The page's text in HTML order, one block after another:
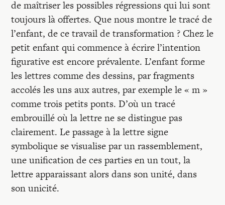
de maîtriser les possibles régressions qui lui sont
toujours là offertes. Que nous montre le tracé de
l’enfant, de ce travail de transformation ? Chez le
petit enfant qui commence à écrire l’intention
figurative est encore prévalente. L’enfant forme
les lettres comme des dessins, par fragments
accolés les uns aux autres, par exemple le « m »
comme trois petits ponts. D’où un tracé
embrouillé où la lettre ne se distingue pas
clairement. Le passage à la lettre signe
symbolique se visualise par un rassemblement,
une unification de ces parties en un tout, la
lettre apparaissant alors dans son unité, dans
son unicité.